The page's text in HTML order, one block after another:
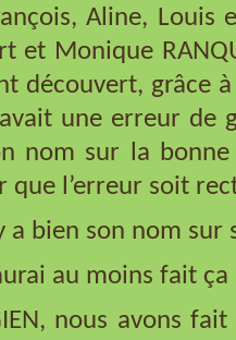
Aline, Louis
et Monique
découvert, grâce
une erreur de
nom sur la bonne
que l’erreur soit
a bien son nom sur
au moins fait
nous avons